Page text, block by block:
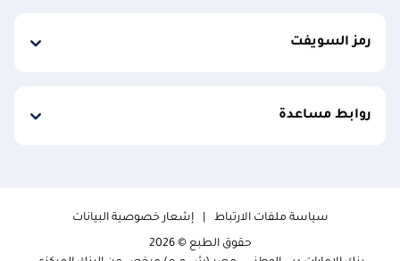
رمز السويفت
روابط مساعدة
سياسة ملفات الارتباط إشعار خصوصية البيانات
حقوق الطبع © 2026